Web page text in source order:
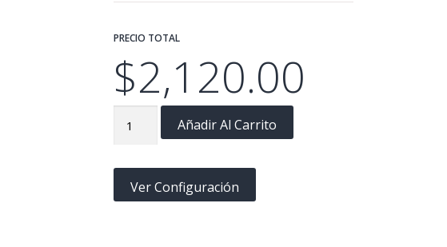
PRECIO TOTAL
$2,120.00
P4VML
cantidad
Añadir Al Carrito
Ver Configuración